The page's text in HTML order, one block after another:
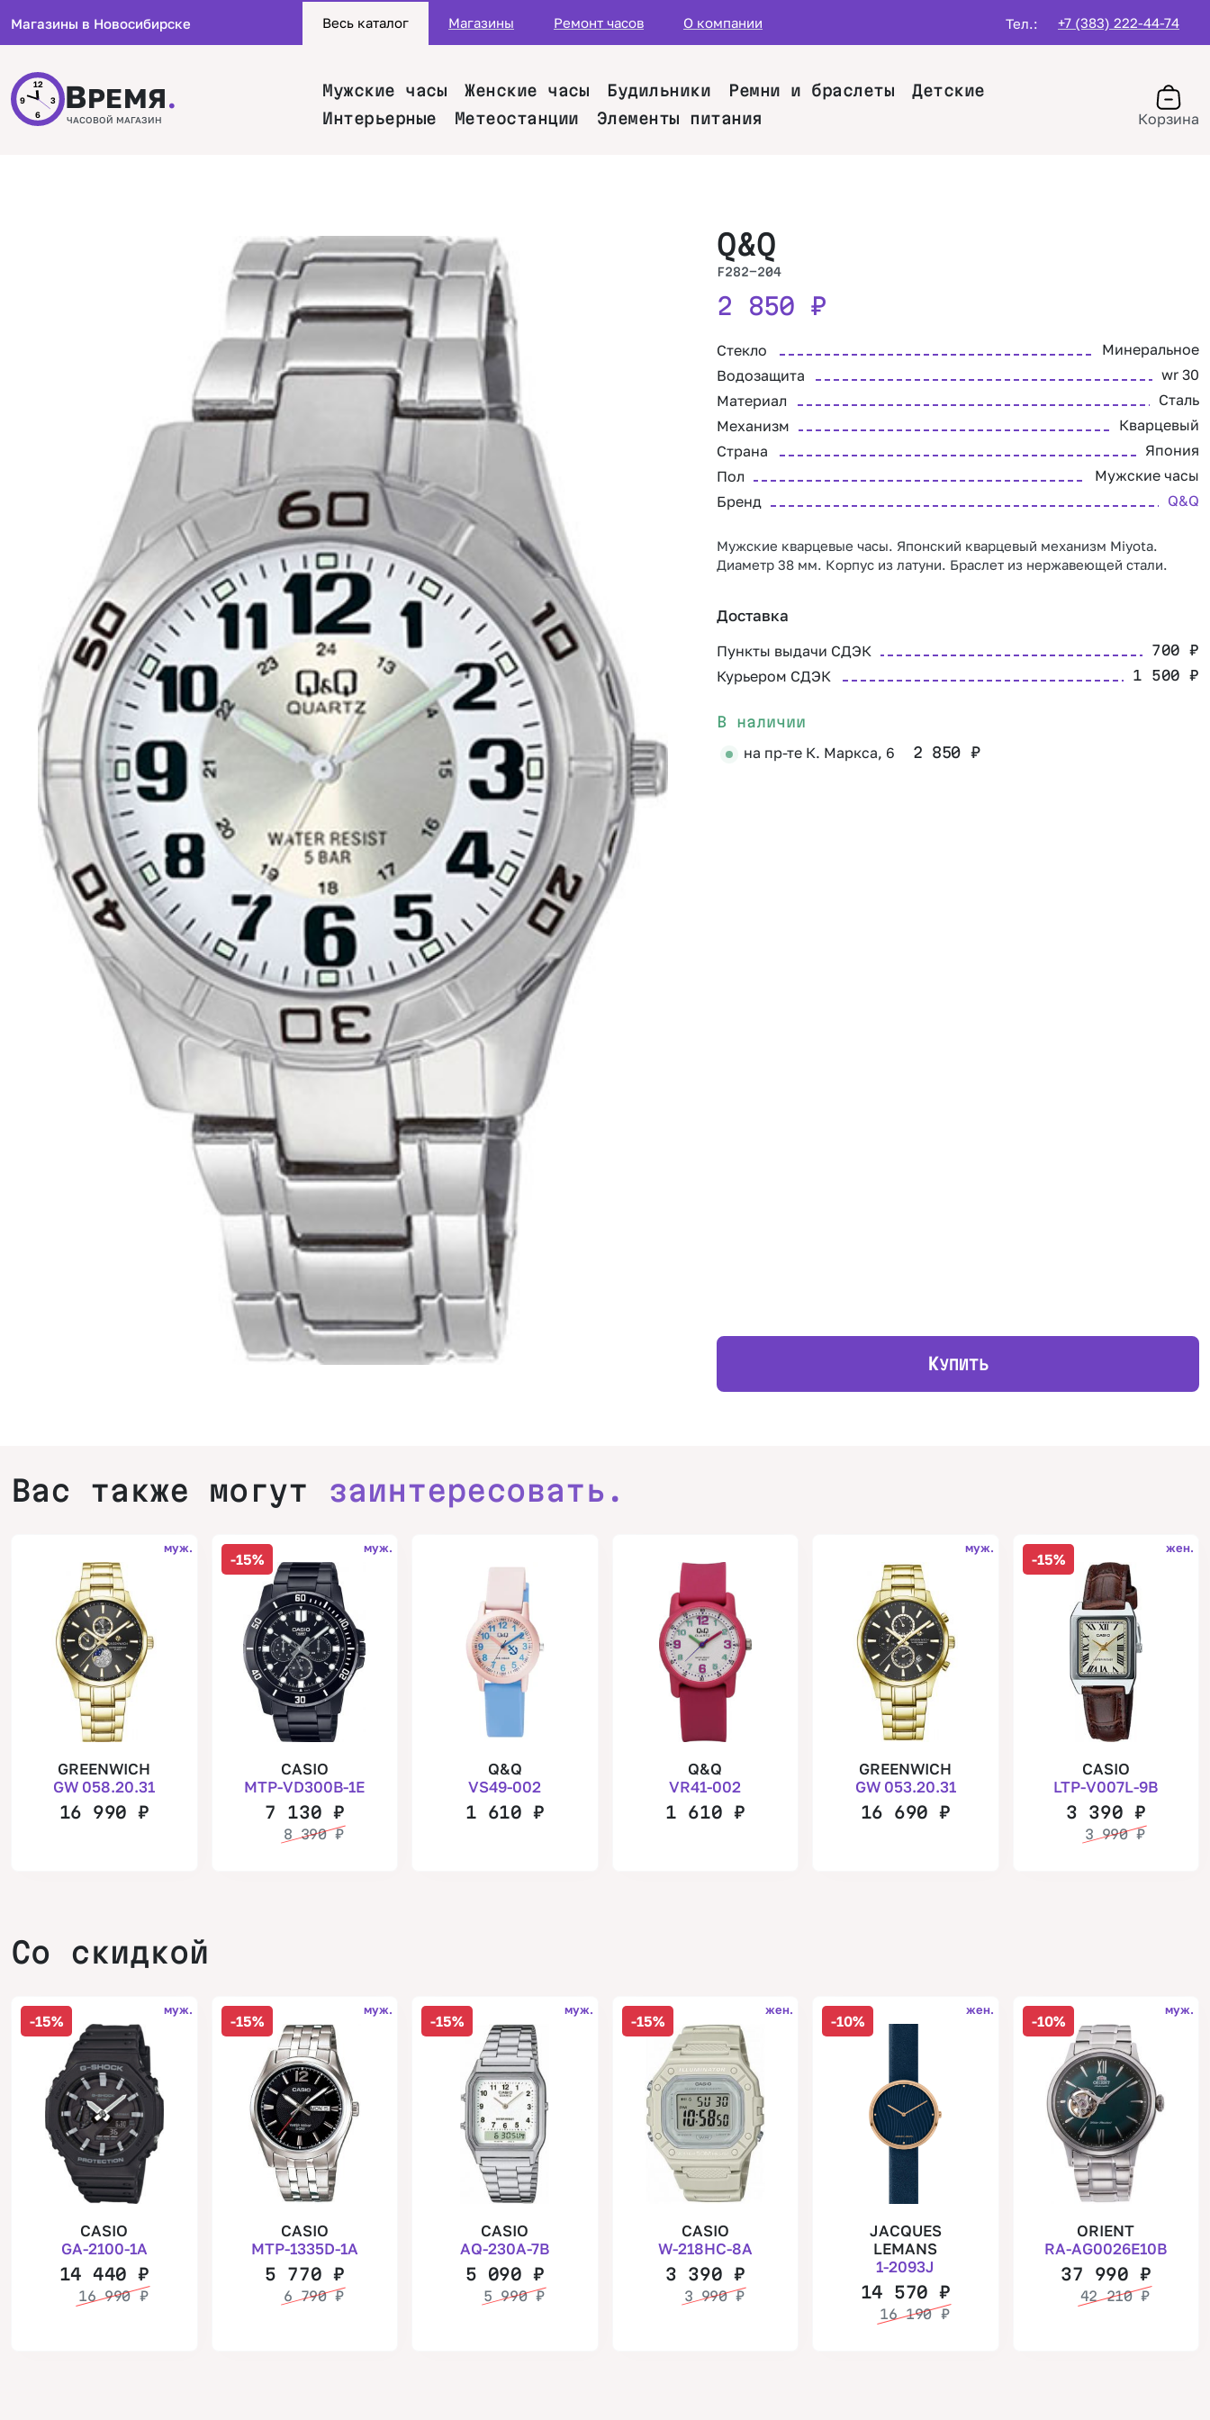
Магазины в Новосибирске Весь каталог Магазины Ремонт часов О компании Тел.: +7 (383) 222-44-74
12
3
6
9 ВРЕМЯ.
ЧАСОВОЙ МАГАЗИН
Мужские часы Женские часы Будильники Ремни и браслеты
Детские
Интерьерные
Метеостанции Элементы питания Корзина
Q&Q
F282-204
2 850 ₽
Стекло
Минеральное
Водозащита
wr 30
Материал
Сталь
Механизм
Кварцевый
Страна
Япония
Пол
Мужские часы
Бренд
Q&Q
Мужские кварцевые часы. Японский кварцевый механизм Miyota.
Диаметр 38 мм. Корпус из латуни. Браслет из нержавеющей стали.
Доставка
Пункты выдачи СДЭК 700₽
Курьером СДЭК 1 500₽
В наличии
на пр-те К. Маркса, 6 2 850 ₽
КУПИТЬ
Вас также могут заинтересовать.
муж.
GREENWICH
GW 058.20.31
16 990₽
-15%
муж.
CASIO
MTP-VD300B-1E
7 130 ₽
8 390₽
Q&Q
VS49-002
1 610₽
Q&Q
VR41-002
1 610 ₽
муж.
GREENWICH
GW 053.20.31
16 690₽
-15%
жен.
CASIO
LTP-V007L-9B
3 390 ₽
3 990₽
Со скидкой
-15%
муж.
CASIO
GA-2100-1A
14 440₽
16 990 ₽
-15%
муж.
CASIO
MTP-1335D-1A
5 770 ₽
6 790₽
-15%
муж.
CASIO
AQ-230A-7B
5 090₽
5 990₽
-15%
жен.
CASIO
W-218HC-8A
3 390 ₽
3 990₽
-10%
жен.
JACQUES
LEMANS
1-2093J
14 570₽
16 190 ₽
-10%
муж.
ORIENT
RA-AG0026E10B
37 990 ₽
42 210₽